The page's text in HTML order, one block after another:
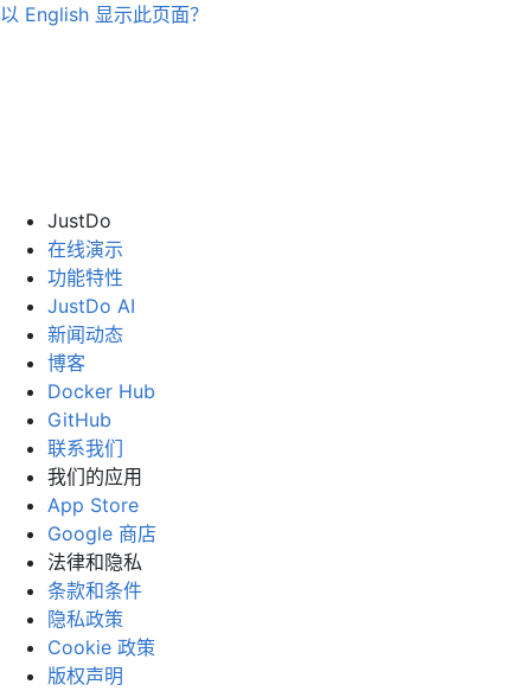
以 English 显示此页面？
JustDo
在线演示
功能特性
JustDo AI
新闻动态
博客
Docker Hub
GitHub
联系我们
我们的应用
App Store
Google 商店
法律和隐私
条款和条件
隐私政策
Cookie 政策
版权声明